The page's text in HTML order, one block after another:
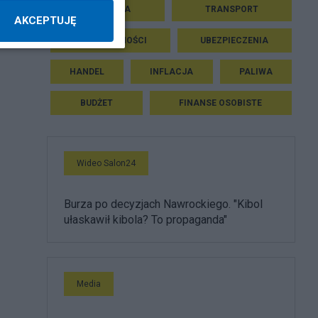
EKONOMIA TRANSPORT
NIERUCHOMOŚCI UBEZPIECZENIA
HANDEL INFLACJA PALIWA
BUDŻET FINANSE OSOBISTE
Wideo Salon24
Burza po decyzjach Nawrockiego. "Kibol
ułaskawił kibola? To propaganda"
Media
AKCEPTUJĘ